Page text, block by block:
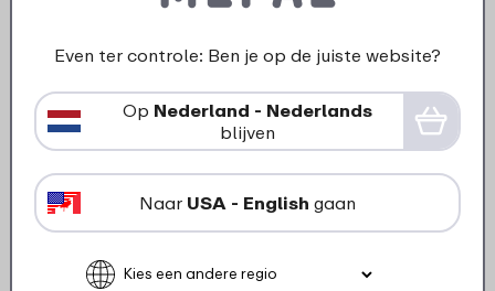
Deksel bewaardoos Lumina 250
269
Bekijk Bestel
Even ter controle: Ben je op de juiste website?
Op Nederland - Nederlands
blijven
Naar USA - English gaan